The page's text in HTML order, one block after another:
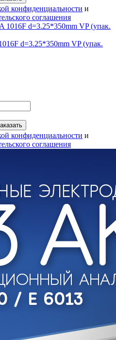
конфиденциальности и
соглашения
d=3.25*350mm VP (упак.
конфиденциальности и
соглашения